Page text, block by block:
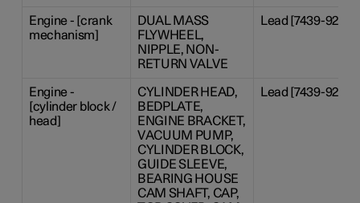
Engine - [crank
mechanism]
DUAL MASS
FLYWHEEL,
NIPPLE, NON-
RETURN VALVE
Lead [7439-92-1]
Engine -
[cylinder block /
head]
CYLINDER HEAD,
BEDPLATE,
ENGINE BRACKET,
VACUUM PUMP,
CYLINDER BLOCK,
GUIDE SLEEVE,
BEARING HOUSE
CAM SHAFT, CAP,
Lead [7439-92-1]